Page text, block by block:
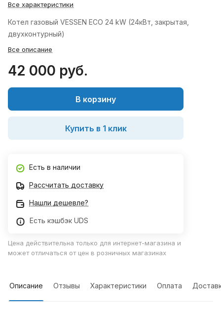
Все характеристики
Котел газовый VESSEN ECO 24 kW (24кВт, закрытая,
двухконтурный)
Все описание
42 000 руб.
В корзину
Купить в 1 клик
Есть в наличии
Рассчитать доставку
Нашли дешевле?
Есть кэшбэк UDS
Цена действительна только для интернет-магазина и
может отличаться от цен в розничных магазинах
Описание Отзывы Характеристики Оплата